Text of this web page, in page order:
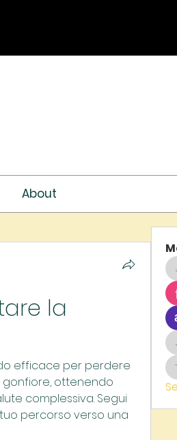
About
la
efficace per perdere
gonfiore, ottenendo
complessiva. Segui
percorso verso una